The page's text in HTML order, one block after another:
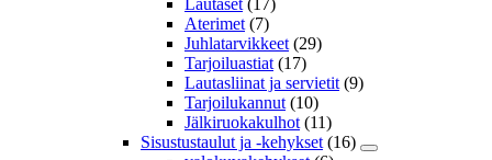
Lautaset (17)
Aterimet (7)
Juhlatarvikkeet (29)
Tarjoiluastiat (17)
Lautasliinat ja servietit (9)
Tarjoilukannut (10)
Jälkiruokakulhot (11)
Sisustustaulut ja -kehykset (16)